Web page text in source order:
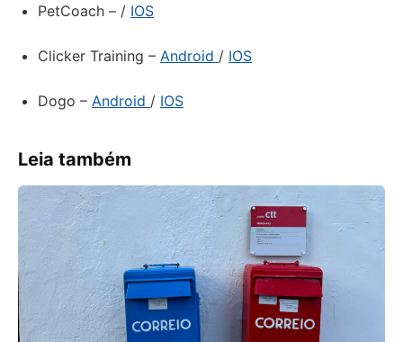
PetCoach – / IOS
Clicker Training – Android / IOS
Dogo – Android / IOS
Leia também